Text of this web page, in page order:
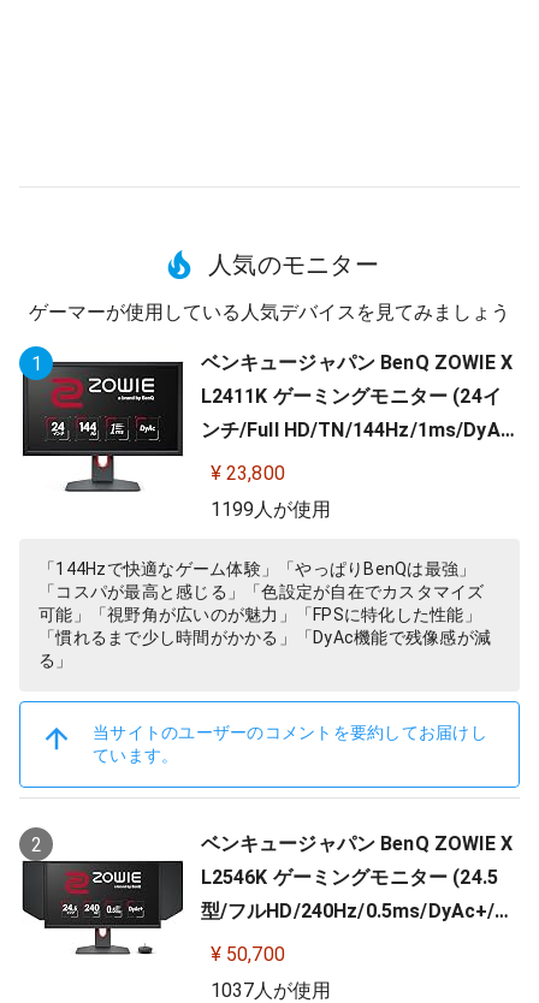
人気のモニター
ゲーマーが使用している人気デバイスを見てみましょう
1
ベンキュージャパン BenQ ZOWIE X
L2411K ゲーミングモニター (24イ
ンチ/Full HD/TN/144Hz/1ms/DyAc/
小さめ台座/OSDメニュー/指一本で
高さ調整)
¥ 23,800
1199人が使用
「144Hzで快適なゲーム体験」「やっぱりBenQは最強」
「コスパが最高と感じる」「色設定が自在でカスタマイズ
可能」「視野角が広いのが魅力」「FPSに特化した性能」
「慣れるまで少し時間がかかる」「DyAc機能で残像感が減
る」
当サイトのユーザーのコメントを要約してお届けし
ています。
2
ベンキュージャパン BenQ ZOWIE X
L2546K ゲーミングモニター (24.5
型/フルHD/240Hz/0.5ms/DyAc+/小
さめ台座/新筐体デザイン/新OSDメ
ニュー/新型液晶パネル採用)
¥ 50,700
1037人が使用